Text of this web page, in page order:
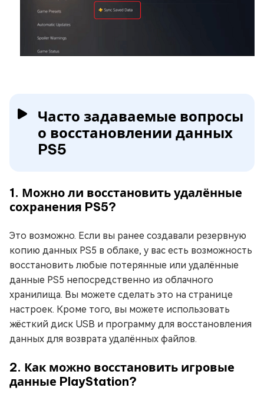
Часто задаваемые вопросы
о восстановлении данных
PS5
1. Можно ли восстановить удалённые
сохранения PS5?
Это возможно. Если вы ранее создавали резервную
копию данных PS5 в облаке, у вас есть возможность
восстановить любые потерянные или удалённые
данные PS5 непосредственно из облачного
хранилища. Вы можете сделать это на странице
настроек. Кроме того, вы можете использовать
жёсткий диск USB и программу для восстановления
данных для возврата удалённых файлов.
2. Как можно восстановить игровые
данные PlayStation?